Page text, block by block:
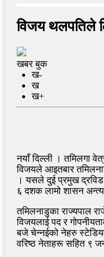
विजय थलपतिले
खबर बुक
ख-
ख
ख+
नयाँ दिल्ली । तमिलगा
विजयले आइतबार
। यसले दुई प्रमुख
६ दशक लामो शासन
तमिलनाडुका राज्यपाल
विजयलाई पद र
बजे चेन्नईको नेहरु
वरिष्ठ नेताहरू सहित ९